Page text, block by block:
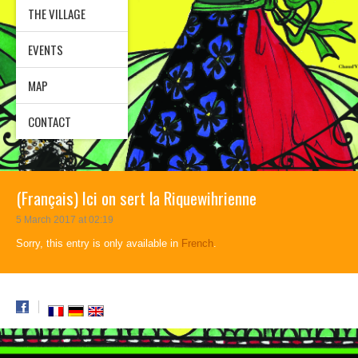
THE VILLAGE
EVENTS
MAP
CONTACT
(Français) Ici on sert la Riquewihrienne
5 March 2017 at 02:19
Sorry, this entry is only available in French